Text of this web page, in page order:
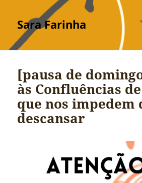
Sara Farinha
[pausa de
às Confluências
que nos impedem
descansar